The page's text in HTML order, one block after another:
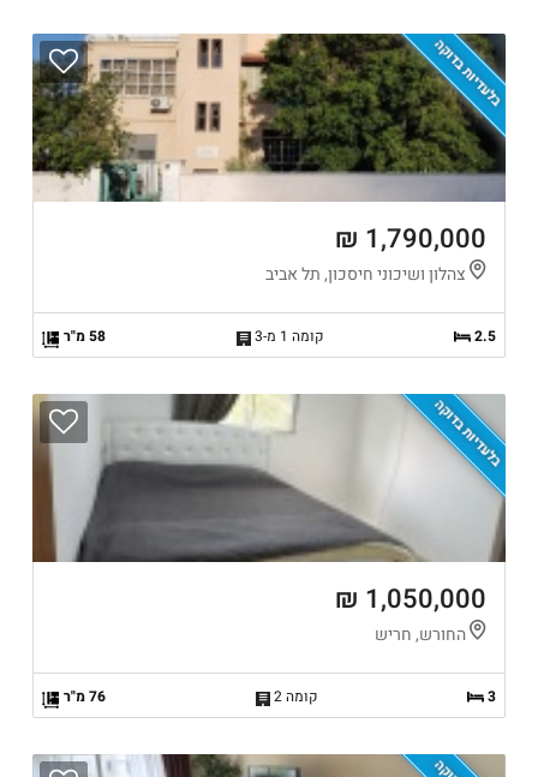
בלעדיות בדוקה
1,790,000 ₪
צהלון ושיכוני חיסכון, תל אביב
2.5 קומה 1 מ-3 58 מ"ר
בלעדיות בדוקה
1,050,000 ₪
החורש, חריש
3 קומה 2 76 מ"ר